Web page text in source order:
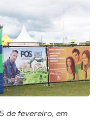
de fevereiro, em